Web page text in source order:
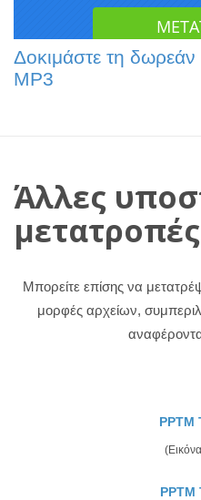
Δοκιμάστε τη
MP3
Άλλες
μετατροπές
Μπορείτε επίσης να
μορφές αρχείων,
PPTM
PPTM